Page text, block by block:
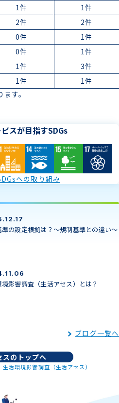
1件
1件
2件
2件
0件
1件
0件
1件
1件
3件
1件
1件
す。
スが目指すSDGs
への取り組み
の設定根拠は？～規制基準との違い～
境影響調査（生活アセス）とは？
ブログ一覧へ
スのトップへ
生活環境影響調査（生活アセス）